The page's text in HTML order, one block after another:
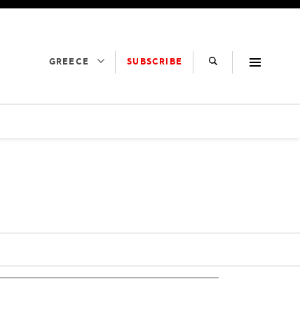
GREECE SUBSCRIBE